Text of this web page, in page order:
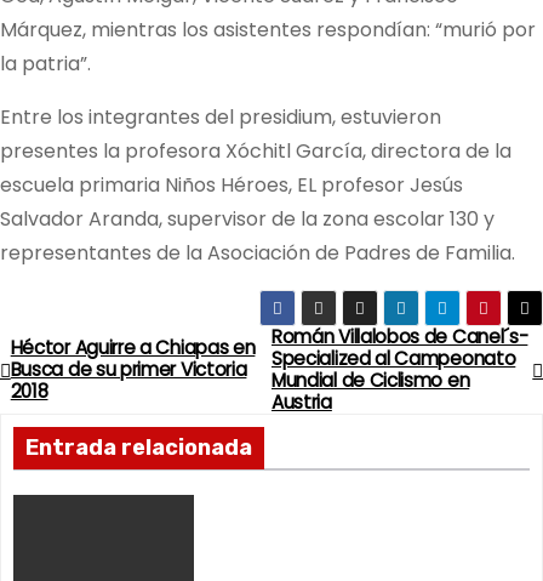
Márquez, mientras los asistentes respondían: “murió por
la patria”.
Entre los integrantes del presidium, estuvieron
presentes la profesora Xóchitl García, directora de la
escuela primaria Niños Héroes, EL profesor Jesús
Salvador Aranda, supervisor de la zona escolar 130 y
representantes de la Asociación de Padres de Familia.
N
a
e
Román Villalobos de Canel´s-
Specialized al Campeonato
Mundial de Ciclismo en
Austria
Héctor Aguirre a Chiapas en
Busca de su primer Victoria
2018
Entrada relacionada